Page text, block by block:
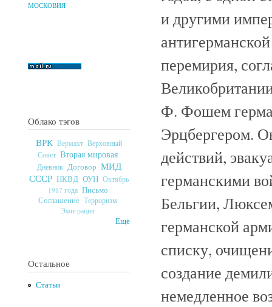
МОСКОВИЯ
Облако тэгов
ВРК Вермахт Верховный
Совет Вторая мировая
Дневник Договор МИД
СССР НКВД ОУН Октябрь
1917 года Письмо
Соглашение Терроризм
Эмиграция
Ещё
Остальное
Статьи
и другими
перемирия,
Ф. Фошем
Эрцбергером.
действий,
германскими
Бельгии,
германской
списку,
создание
немедленное